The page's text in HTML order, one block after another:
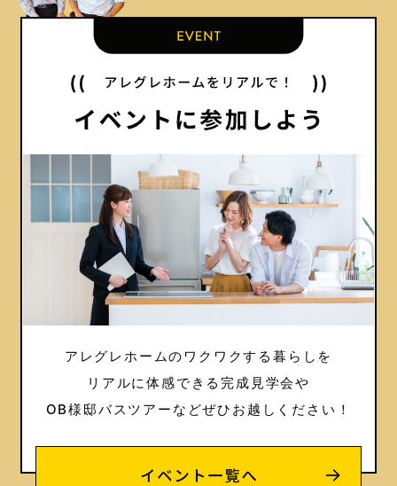
アレグレホームのワクワクする暮らしを
リアルに体感できる完成見学会や
OB様邸バスツアーなどぜひお越しください！